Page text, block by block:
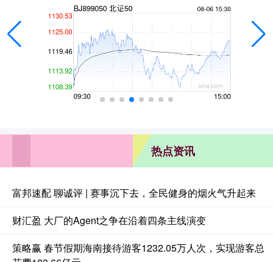
热点资讯
富邦速配 聊诚评 | 赛事沉下去，全民健身的烟火气升起来
财汇盈 大厂的Agent之争在沿着四条主线演变
策略赢 春节假期海南接待游客1232.05万人次，实现游客总